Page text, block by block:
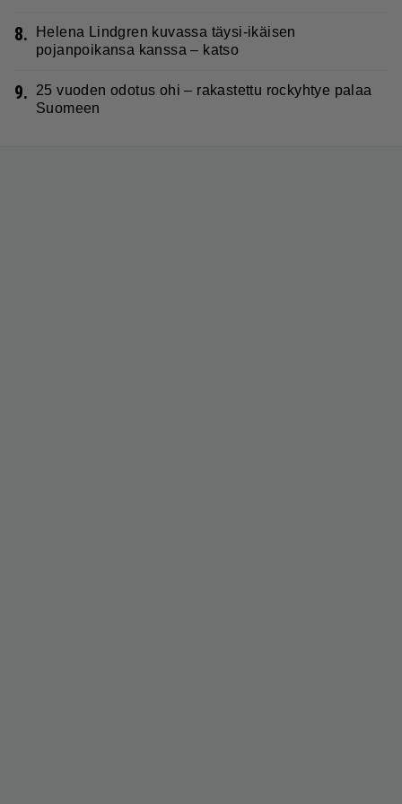
8.
Helena Lindgren kuvassa täysi-ikäisen
pojanpoikansa kanssa – katso
9.
25 vuoden odotus ohi – rakastettu rockyhtye palaa
Suomeen